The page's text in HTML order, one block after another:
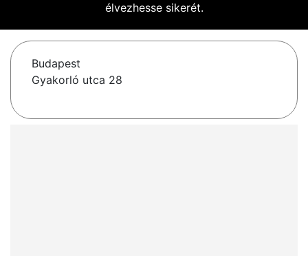
élvezhesse sikerét.
Budapest
Gyakorló utca 28